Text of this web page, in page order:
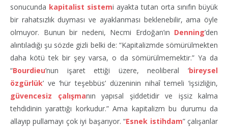
sonucunda kapitalist sistemi ayakta tutan orta sınıfın büyük
bir rahatsızlık duyması ve ayaklanması beklenebilir, ama öyle
olmuyor. Bunun bir nedeni, Necmi Erdoğan’ın Denning’den
alıntıladığı şu sözde gizli belki de: “Kapitalizmde sömürülmekten
daha kötü tek bir şey varsa, o da sömürülmemektir.” Ya da
“Bourdieu’nun işaret ettiği üzere, neoliberal ‘bireysel
özgürlük’ ve ‘hür teşebbüs’ düzeninin nihaî temeli ‘işsizliğin,
güvencesiz çalışmanın yapısal şiddetidir ve işsiz kalma
tehdidinin yarattığı korkudur.” Ama kapitalizm bu durumu da
allayıp pullamayı çok iyi başarıyor. “Esnek istihdam” çalışanlar